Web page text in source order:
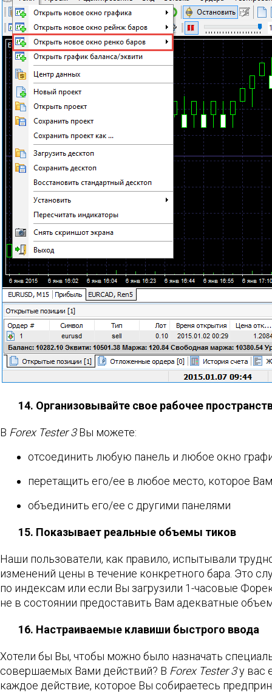
14. Организовывайте свое рабочее
В Forex Tester 3Вы можете:
отсоединить любую панель и любое окно
перетащить его/ее в любое место, которое
объединить его/ее с другими панелями
15. Показывает реальные объемы тиков
Наши пользователи, как правило, испытывали
изменений цены в течение конкретного бара. Это
по индексам или если Вы загрузили 1-часовые
не в состоянии предоставить Вам адекватные
16. Настраиваемые клавиши быстрого ввода
Хотели бы Вы, чтобы можно было назначать
совершаемых Вами действий? В Forex Tester 3у вас
каждое действие, которое Вы собираетесь